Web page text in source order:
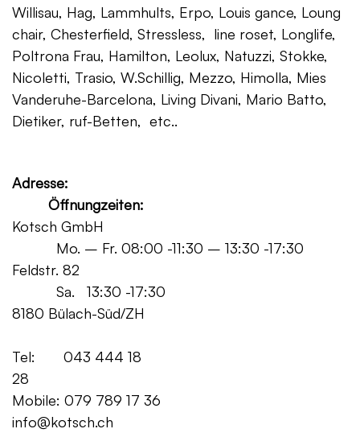
Willisau, Hag, Lammhults, Erpo, Louis gance, Loung
chair, Chesterfield, Stressless, line roset, Longlife,
Poltrona Frau, Hamilton, Leolux, Natuzzi, Stokke,
Nicoletti, Trasio, W.Schillig, Mezzo, Himolla, Mies
Vanderuhe-Barcelona, Living Divani, Mario Batto,
Dietiker, ruf-Betten, etc..
Adresse:
Öffnungzeiten:
Kotsch GmbH
Mo. – Fr. 08:00 -11:30 – 13:30 -17:30
Feldstr. 82
Sa. 13:30 -17:30
8180 Bülach-Süd/ZH
Tel: 043 444 18
28
Mobile: 079 789 17 36
info@kotsch.ch